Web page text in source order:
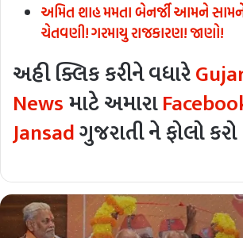
અમિત શાહ મમતા બેનર્જી આમને
ચેતવણી! ગરમાયુ રાજકારણ! જાણો!
અહી ક્લિક કરીને વધારે
Newsમાટે અમારા
Jansadગુજરાતી ને ફોલો કરો